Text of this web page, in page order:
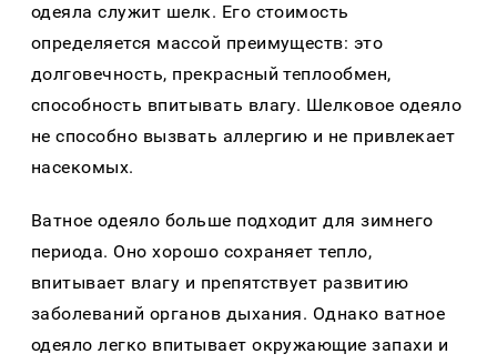
одеяла служит шелк. Его стоимость
определяется массой преимуществ: это
долговечность, прекрасный теплообмен,
способность впитывать влагу. Шелковое одеяло
не способно вызвать аллергию и не привлекает
насекомых.
Ватное одеяло больше подходит для зимнего
периода. Оно хорошо сохраняет тепло,
впитывает влагу и препятствует развитию
заболеваний органов дыхания. Однако ватное
одеяло легко впитывает окружающие запахи и